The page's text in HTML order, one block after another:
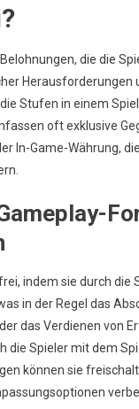
die die
Herausforderungen
Stufen in einem
oft exklusive
In-Game-Währung,
indem sie durch die
in der Regel das
das Verdienen von
die Spieler mit dem
können sie